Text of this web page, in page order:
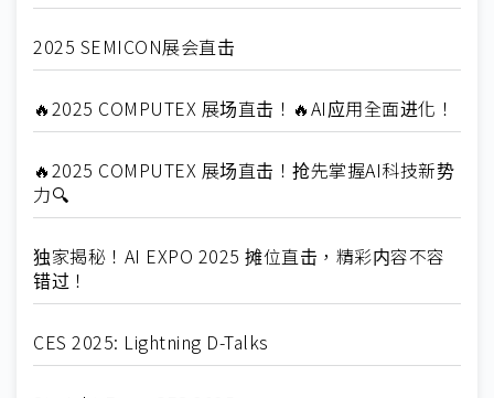
2025 SEMICON展会直击
🔥2025 COMPUTEX 展场直击！🔥AI应用全面进化！
🔥2025 COMPUTEX 展场直击！抢先掌握AI科技新势
力🔍
独家揭秘！AI EXPO 2025 摊位直击，精彩内容不容
错过！
CES 2025: Lightning D-Talks